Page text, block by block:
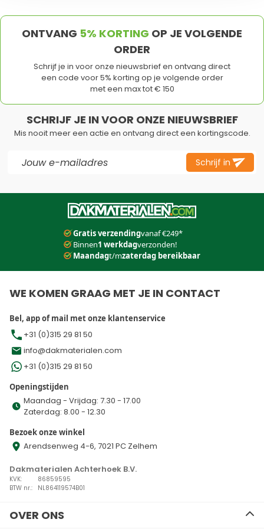
ONTVANG 5% KORTING OP JE VOLGENDE
ORDER
Schrijf je in voor onze nieuwsbrief en ontvang direct
een code voor 5% korting op je volgende order
met een max tot € 150
SCHRIJF JE IN VOOR ONZE NIEUWSBRIEF
Mis nooit meer een actie en ontvang direct een kortingscode.
Schrijf in
Gratis verzendingvanaf €249*
Binnen1 werkdagverzonden!
Maandagt/mzaterdag bereikbaar
WE KOMEN GRAAG MET JE IN CONTACT
Bel, app of mail met onze klantenservice
+31 (0)315 29 81 50
info@dakmaterialen.com
+31 (0)315 29 81 50
Openingstijden
Maandag - Vrijdag: 7.30 - 17.00
Zaterdag: 8.00 - 12.30
Bezoek onze winkel
Arendsenweg 4-6, 7021 PC Zelhem
Dakmaterialen Achterhoek B.V.
KVK:
86859595
BTW nr.:
NL864119574B01
OVER ONS